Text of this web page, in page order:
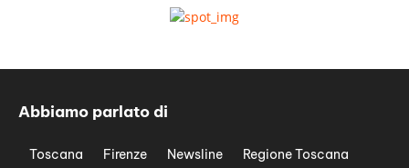
Abbiamo parlato di
Toscana Firenze Newsline
Regione Toscana